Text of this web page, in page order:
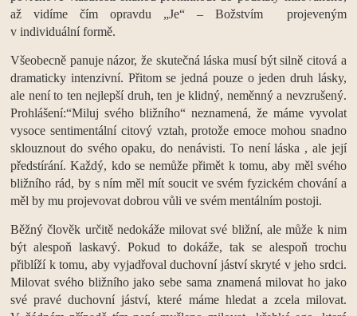
až vidíme čím opravdu „Je“ – Božstvím projeveným
v individuální formě.
Všeobecně panuje názor, že skutečná láska musí být silně citová a
dramaticky intenzivní. Přitom se jedná pouze o jeden druh lásky,
ale není to ten nejlepší druh, ten je klidný, neměnný a nevzrušený.
Prohlášení:“Miluj svého bližního“ neznamená, že máme vyvolat
vysoce sentimentální citový vztah, protože emoce mohou snadno
sklouznout do svého opaku, do nenávisti. To není láska , ale její
předstírání. Každý, kdo se nemůže přimět k tomu, aby měl svého
bližního rád, by s ním měl mít soucit ve svém fyzickém chování a
měl by mu projevovat dobrou vůli ve svém mentálním postoji.
Běžný člověk určitě nedokáže milovat své bližní, ale může k nim
být alespoň laskavý. Pokud to dokáže, tak se alespoň trochu
přiblíží k tomu, aby vyjadřoval duchovní jáství skryté v jeho srdci.
Milovat svého bližního jako sebe sama znamená milovat ho jako
své pravé duchovní jáství, které máme hledat a zcela milovat.